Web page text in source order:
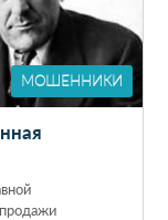
МОШЕННИКИ